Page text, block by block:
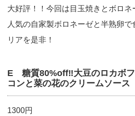
大好評！！今回は目玉焼きとボロネ
人気の自家製ボロネーゼと半熟卵で
リアを是非！
E 糖質80%off‼︎大豆のロカボ
コンと菜の花のクリームソース
1300円